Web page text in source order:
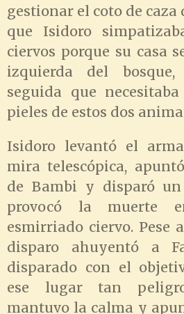
gestionar el coto de caza
que Isidoro
ciervos porque su casa
izquierda del
seguida que
pieles de estos dos
Isidoro levantó el
mira telescópica,
de Bambi y disparó
provocó la muerte
esmirriado ciervo. Pese
disparo ahuyentó a
disparado con el
ese lugar tan
mantuvo la calma y